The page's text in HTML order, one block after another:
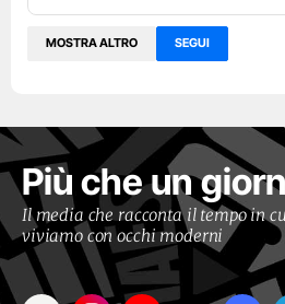
MOSTRA ALTRO SEGUI
Più che un
Il media che racconta il tempo in
viviamo con occhi moderni